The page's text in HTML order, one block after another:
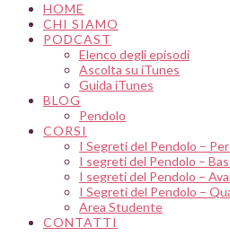
HOME
CHI SIAMO
PODCAST
Elenco degli episodi
Ascolta su iTunes
Guida iTunes
BLOG
Pendolo
CORSI
I Segreti del Pendolo –
I segreti del Pendolo –
I segreti del Pendolo –
I Segreti del Pendolo –
Area Studente
CONTATTI